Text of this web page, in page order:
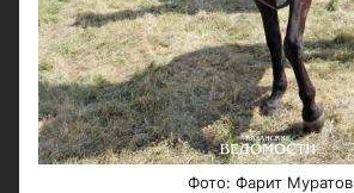
​​​​​​Фото: Фарит Муратов